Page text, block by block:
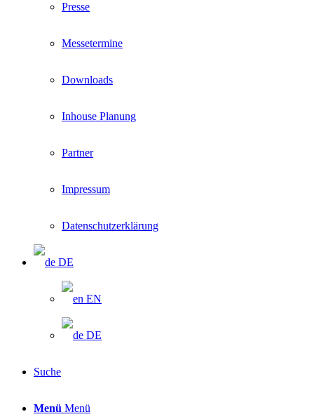
Presse
Messetermine
Downloads
Inhouse Planung
Partner
Impressum
Datenschutzerklärung
DE
EN
DE
Suche
Menü Menü